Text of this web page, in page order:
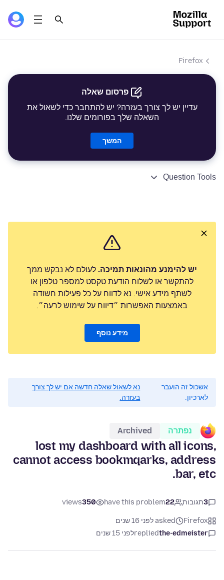
Firefox
פרסום שאלה
עדיין יש לך צורך בעזרה? יש להתחבר כדי לשאול את
השאלה שלך בפורומים שלנו.
המשך
Question Tools
יש להימנע מהונאות תמיכה. לעולם לא נבקש ממך
להתקשר או לשלוח הודעת טקסט למספר טלפון או
לשתף מידע אישי. נא לדווח על כל פעילות חשודה
באמצעות האפשרות ״דיווח על שימוש לרעה״.
מידע נוסף
אשכול זה הועבר
לארכיון.
נא לשאול שאלה חדשה אם יש לך צורך
בעזרה.
נפתרה Archived
lost my dashboard with all icons,
cannot access bookmqarks, address
bar, etc.
3תגובות 22
have this problem
350
views
Firefox
asked לפני 16 שנים
the-edmeister
repliedלפני 15 שנים